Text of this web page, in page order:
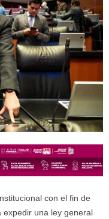
con el fin de
expedir una ley general